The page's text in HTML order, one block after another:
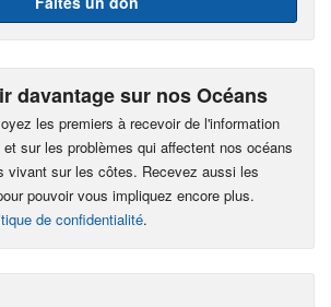
davantage sur nos Océans
les premiers à recevoir de l'information
sur les problèmes qui affectent nos océans
vivant sur les côtes. Recevez aussi les
pouvoir vous impliquez encore plus.
de confidentialité.